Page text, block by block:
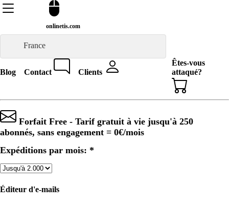
onlinetis.com
France
Blog Contact Clients
Êtes-vous
attaqué?
Forfait Free - Tarif gratuit à vie jusqu'à 250
abonnés, sans engagement = 0€/mois
Expéditions par mois: *
Éditeur d'e-mails